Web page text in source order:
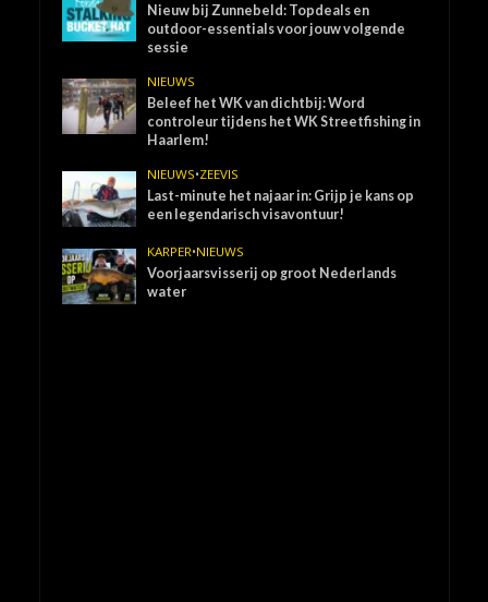
Nieuw bij Zunnebeld: Topdeals en
outdoor-essentials voor jouw volgende
sessie
NIEUWS
Beleef het WK van dichtbij: Word
controleur tijdens het WK Streetfishing in
Haarlem!
NIEUWS•ZEEVIS
Last-minute het najaar in: Grijp je kans op
een legendarisch visavontuur!
KARPER•NIEUWS
Voorjaarsvisserij op groot Nederlands
water